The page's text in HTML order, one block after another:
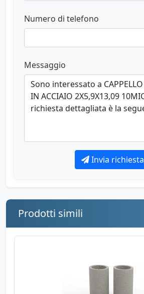
Numero di telefono
Messaggio
Invia richiesta
Prodotti simili